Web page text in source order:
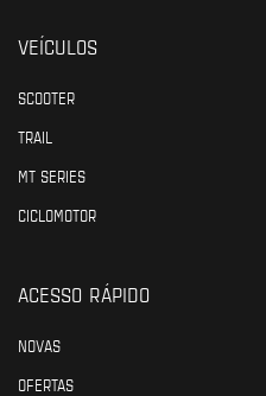
VEÍCULOS
SCOOTER
TRAIL
MT SERIES
CICLOMOTOR
ACESSO RÁPIDO
NOVAS
OFERTAS